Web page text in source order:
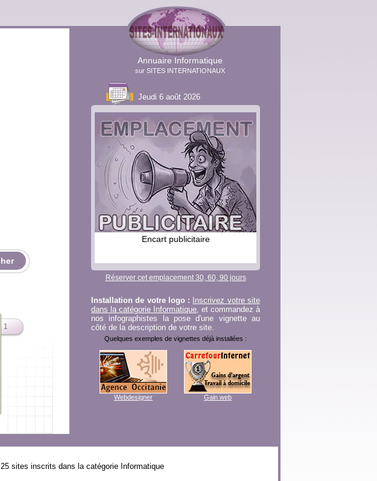
1
Annuaire Informatique
sur SITES INTERNATIONAUX
Jeudi 6 août 2026
Encart publicitaire
Réserver cet emplacement 30, 60, 90 jours
Installation de votre logo :
Inscrivez votre site
dans la catégorie Informatique, et commandez à
nos infographistes la pose d'une vignette au
côté de la description de votre site.
Quelques exemples de vignettes déjà installées :
Webdesigner Gain web
25 sites inscrits dans la catégorie Informatique